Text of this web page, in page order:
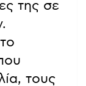
της σε
τους